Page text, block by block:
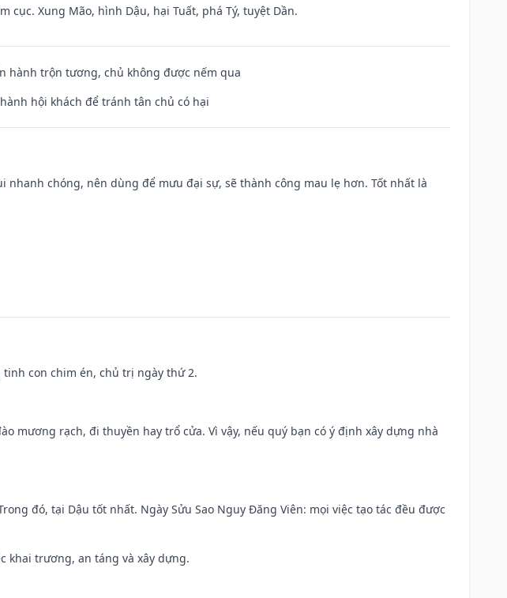
cục. Xung Mão, hình Dậu, hại Tuất, phá Tý, tuyệt Dần.
hành trộn tương, chủ không được nếm qua
hội khách để tránh tân chủ có hại
chóng, nên dùng để mưu đại sự, sẽ thành công mau lẹ hơn. Tốt nhất là
tinh con chim én, chủ trị ngày thứ 2.
mương rạch, đi thuyền hay trổ cửa. Vì vậy, nếu quý bạn có ý định xây dựng nhà
đó, tại Dậu tốt nhất. Ngày Sửu Sao Nguy Đăng Viên: mọi việc tạo tác đều được
khai trương, an táng và xây dựng.